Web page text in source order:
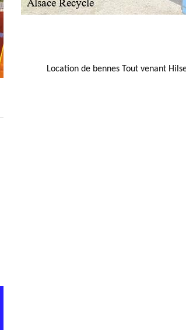
Location de bennes Tout venant